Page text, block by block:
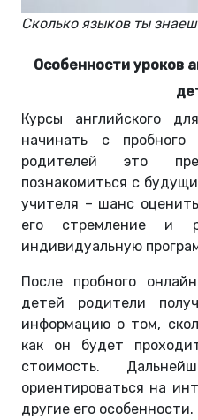
Сколько языков ты
Особенности уроков
Курсы английского
начинать с
родителей это
познакомиться с
учителя – шанс
его стремление и
индивидуальную
После пробного
детей родители
информацию о том,
как он будет
стоимость.
ориентироваться на
другие его особенности.